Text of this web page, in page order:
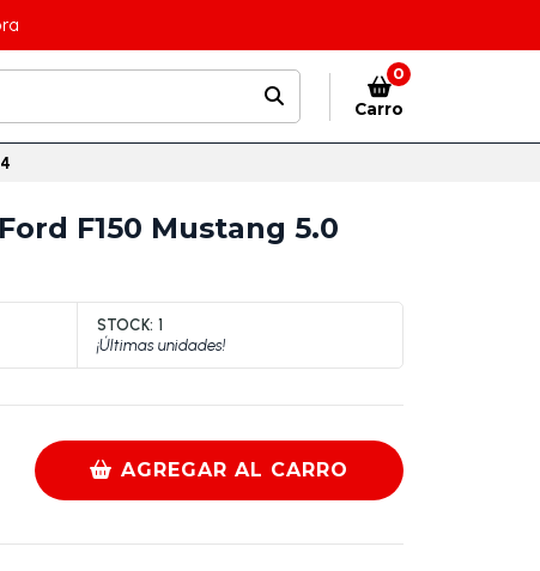
0
Carro
F150 Mustang 5.0
STOCK: 1
¡Últimas unidades!
AGREGAR AL CARRO